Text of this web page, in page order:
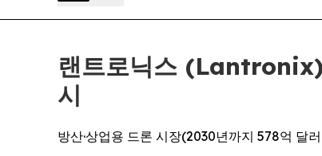
랜트로닉스
시
방산·상업용 드론 시장(2030년까지 578억 달